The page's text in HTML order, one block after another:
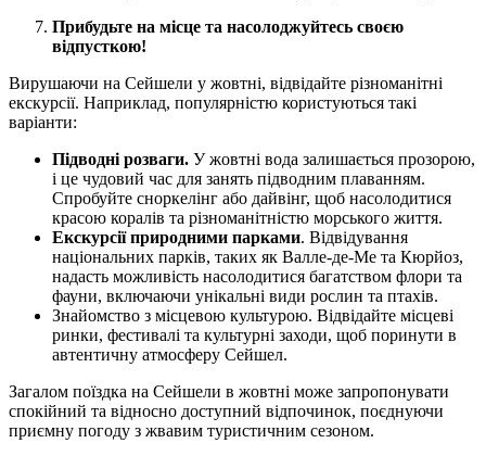
Прибудьте на місце та насолоджуйтесь своєю
відпусткою!
Вирушаючи на Сейшели у жовтні, відвідайте різноманітні
екскурсії. Наприклад, популярністю користуються такі
варіанти:
Підводні розваги. У жовтні вода залишається прозорою,
і це чудовий час для занять підводним плаванням.
Спробуйте сноркелінг або дайвінг, щоб насолодитися
красою коралів та різноманітністю морського життя.
Екскурсії природними парками. Відвідування
національних парків, таких як Валле-де-Ме та Кюрйоз,
надасть можливість насолодитися багатством флори та
фауни, включаючи унікальні види рослин та птахів.
Знайомство з місцевою культурою. Відвідайте місцеві
ринки, фестивалі та культурні заходи, щоб поринути в
автентичну атмосферу Сейшел.
Загалом поїздка на Сейшели в жовтні може запропонувати
спокійний та відносно доступний відпочинок, поєднуючи
приємну погоду з жвавим туристичним сезоном.